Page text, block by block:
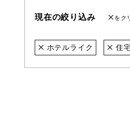
現在の絞り込み をク
ホテルライク 住